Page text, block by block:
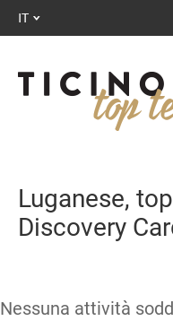
IT
Luganese,
Discovery
Nessuna attività